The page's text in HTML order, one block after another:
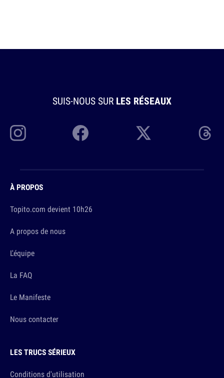
SUIS-NOUS SUR LES RÉSEAUX
À PROPOS
Topito.com devient 10h26
A propos de nous
L'équipe
La FAQ
Le Manifeste
Nous contacter
LES TRUCS SÉRIEUX
Conditions d'utilisation